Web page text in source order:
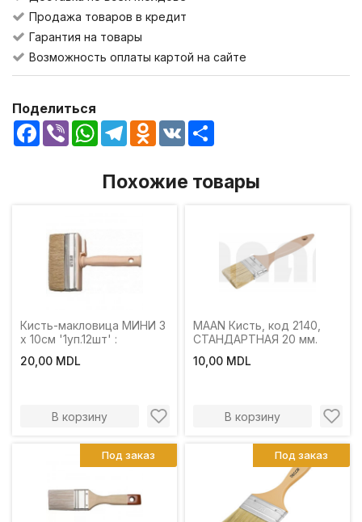
Продажа товаров в кредит
Гарантия на товары
Возможность оплаты картой на сайте
Поделиться
Facebook
Viber WhatsApp
TelegramOdnoklassniki
VK
Похожие товары
Кисть-макловица МИНИ 3
х 10см '1уп.12шт' :
20,00 MDL
В корзину
MAAN Кисть, код 2140,
СТАНДАРТНАЯ 20 мм.
10,00 MDL
В корзину
Под заказ Под заказ